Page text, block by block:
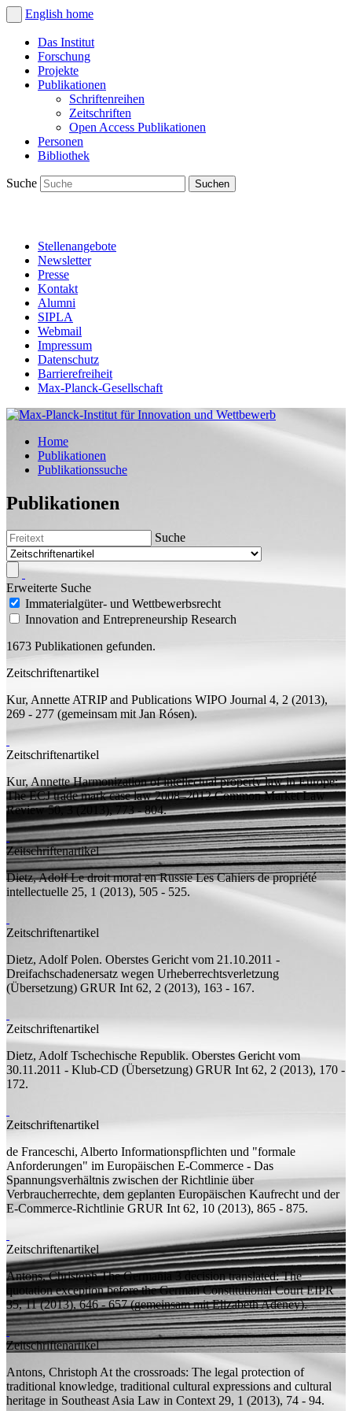
English home
Das Institut
Forschung
Projekte
Publikationen
Schriftenreihen
Zeitschriften
Open Access Publikationen
Personen
Bibliothek
Suche
Stellenangebote
Newsletter
Presse
Kontakt
Alumni
SIPLA
Webmail
Impressum
Datenschutz
Barrierefreiheit
Max-Planck-Gesellschaft
Home
Publikationen
Publikationssuche
Publikationen
Suche
Erweiterte Suche
Immaterialgüter- und Wettbewerbsrecht
Innovation and Entrepreneurship Research
1673 Publikationen gefunden.
Zeitschriftenartikel
Kur, Annette ATRIP and Publications WIPO Journal 4, 2 (2013),
269 - 277 (gemeinsam mit Jan Rósen).
Zeitschriftenartikel
Kur, Annette Harmonization of intellectual property law in Europe:
The ECJ trade mark case law 2008–2012Common Market Law
Review 50, 3 (2013), 773 - 804.
Zeitschriftenartikel
Dietz, Adolf Le droit moral en RussieLes Cahiers de propriété
intellectuelle 25, 1 (2013), 505 - 525.
Zeitschriftenartikel
Dietz, Adolf Polen. Oberstes Gericht vom 21.10.2011 -
Dreifachschadenersatz wegen Urheberrechtsverletzung
(Übersetzung) GRUR Int 62, 2 (2013), 163 - 167.
Zeitschriftenartikel
Dietz, Adolf Tschechische Republik. Oberstes Gericht vom
30.11.2011 - Klub-CD (Übersetzung) GRUR Int 62, 2 (2013), 170 -
172.
Zeitschriftenartikel
de Franceschi, Alberto Informationspflichten und "formale
Anforderungen" im Europäischen E-Commerce - Das
Spannungsverhältnis zwischen der Richtlinie über
Verbraucherrechte, dem geplanten Europäischen Kaufrecht und der
E-Commerce-Richtlinie GRUR Int 62, 10 (2013), 865 - 875.
Zeitschriftenartikel
Antons, Christoph The Germania 3 decision translated: The
quotation exception before the German Constitutional CourtEIPR
35, 11 (2013), 646 - 657 (gemeinsam mitElizabeth Adeney).
Zeitschriftenartikel
Antons, Christoph At the crossroads: The legal protection of
traditional knowledge, traditional cultural expressions and cultural
heritage in Southeast Asia Law in Context 29, 1 (2013), 74 - 94.